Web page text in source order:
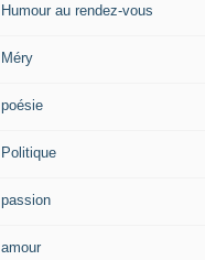
Humour au rendez-vous
Méry
poésie
Politique
passion
amour